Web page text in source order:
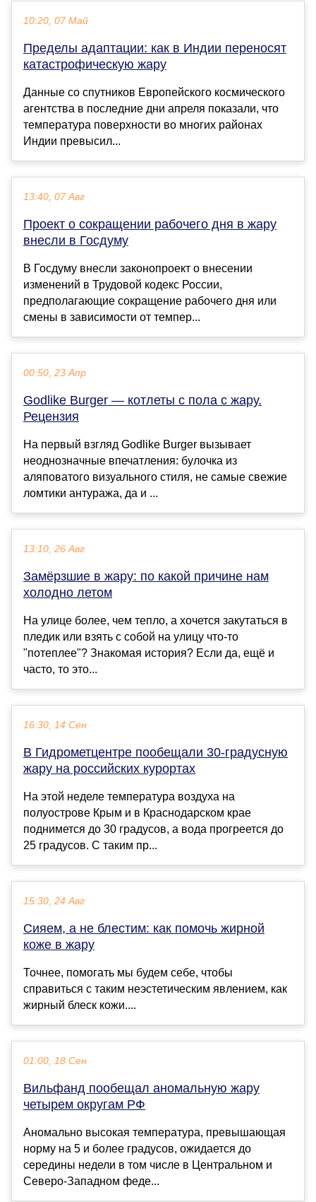
10:20, 07 Май
Пределы адаптации: как в Индии переносят
катастрофическую жару
Данные со спутников Европейского космического
агентства в последние дни апреля показали, что
температура поверхности во многих районах
Индии превысил...
13:40, 07 Авг
Проект о сокращении рабочего дня в жару
внесли в Госдуму
В Госдуму внесли законопроект о внесении
изменений в Трудовой кодекс России,
предполагающие сокращение рабочего дня или
смены в зависимости от темпер...
00:50, 23 Апр
Godlike Burger — котлеты с пола c жару.
Рецензия
На первый взгляд Godlike Burger вызывает
неоднозначные впечатления: булочка из
аляповатого визуального стиля, не самые свежие
ломтики антуража, да и ...
13:10, 26 Авг
Замёрзшие в жару: по какой причине нам
холодно летом
На улице более, чем тепло, а хочется закутаться в
пледик или взять с собой на улицу что-то
"потеплее"? Знакомая история? Если да, ещё и
часто, то это...
16:30, 14 Сен
В Гидрометцентре пообещали 30-градусную
жару на российских курортах
На этой неделе температура воздуха на
полуострове Крым и в Краснодарском крае
поднимется до 30 градусов, а вода прогреется до
25 градусов. С таким пр...
15:30, 24 Авг
Сияем, а не блестим: как помочь жирной
коже в жару
Точнее, помогать мы будем себе, чтобы
справиться с таким неэстетическим явлением, как
жирный блеск кожи....
01:00, 18 Сен
Вильфанд пообещал аномальную жару
четырем округам РФ
Аномально высокая температура, превышающая
норму на 5 и более градусов, ожидается до
середины недели в том числе в Центральном и
Северо-Западном феде...